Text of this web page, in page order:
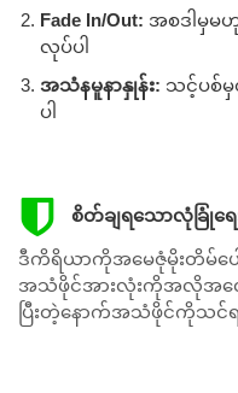
Fade In/Out: အစဒါမှမ
လုပ်ပါ
အသံနမူနာနှုန်း: သင့်ပစ်မှ
ပါ
စိတ်ချရသောလုံခြုံရေ
ဒီကိရိယာကိုအမေဇုံမိုးတိမ်ပေါ်
အသံဖိုင်အားလုံးကိုအလိုအလ
ပြီးတဲ့နောက်အသံဖိုင်ကိုသင်